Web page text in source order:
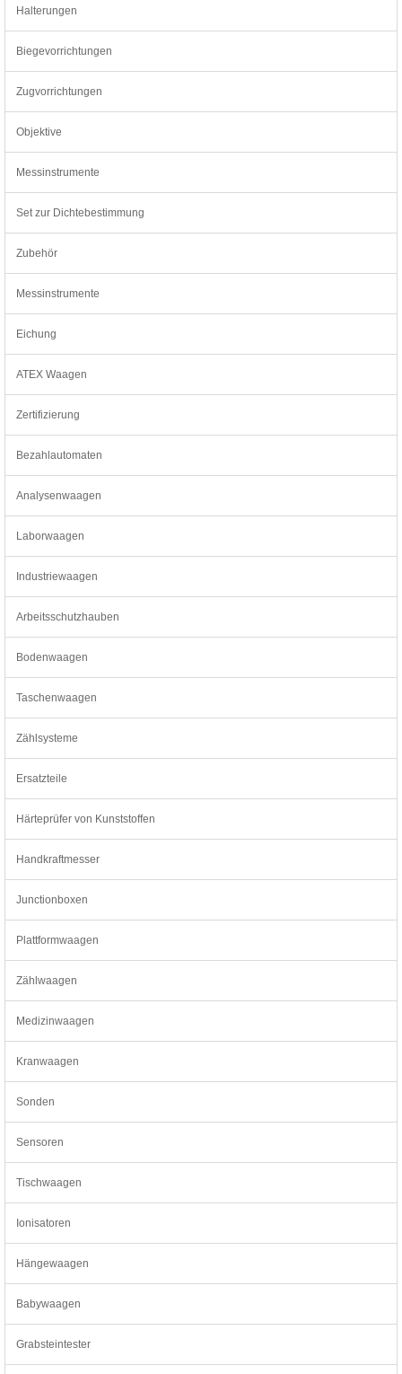
Halterungen
Biegevorrichtungen
Zugvorrichtungen
Objektive
Messinstrumente
Set zur Dichtebestimmung
Zubehör
Messinstrumente
Eichung
ATEX Waagen
Zertifizierung
Bezahlautomaten
Analysenwaagen
Laborwaagen
Industriewaagen
Arbeitsschutzhauben
Bodenwaagen
Taschenwaagen
Zählsysteme
Ersatzteile
Härteprüfer von Kunststoffen
Handkraftmesser
Junctionboxen
Plattformwaagen
Zählwaagen
Medizinwaagen
Kranwaagen
Sonden
Sensoren
Tischwaagen
Ionisatoren
Hängewaagen
Babywaagen
Grabsteintester